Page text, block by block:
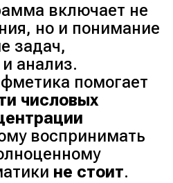
включает не
но и понимание
задач,
анализ.
помогает
числовых
воспринимать
не стоит.